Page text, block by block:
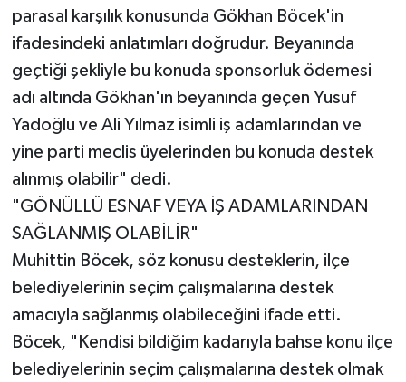
parasal karşılık konusunda Gökhan Böcek'in
ifadesindeki anlatımları doğrudur. Beyanında
geçtiği şekliyle bu konuda sponsorluk ödemesi
adı altında Gökhan'ın beyanında geçen Yusuf
Yadoğlu ve Ali Yılmaz isimli iş adamlarından ve
yine parti meclis üyelerinden bu konuda destek
alınmış olabilir" dedi.
"GÖNÜLLÜ ESNAF VEYA İŞ ADAMLARINDAN
SAĞLANMIŞ OLABİLİR"
Muhittin Böcek, söz konusu desteklerin, ilçe
belediyelerinin seçim çalışmalarına destek
amacıyla sağlanmış olabileceğini ifade etti.
Böcek, "Kendisi bildiğim kadarıyla bahse konu ilçe
belediyelerinin seçim çalışmalarına destek olmak